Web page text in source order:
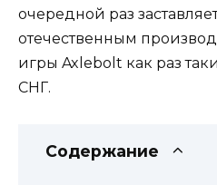
очередной раз
отечественным
игры Axlebolt как раз
СНГ.
Содержание